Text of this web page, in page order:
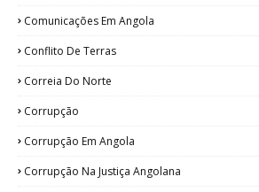
Comunicações Em Angola
Conflito De Terras
Correia Do Norte
Corrupção
Corrupção Em Angola
Corrupção Na Justiça Angolana